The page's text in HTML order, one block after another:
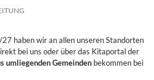
haben wir an allen unseren Standorten
bei uns oder über das Kitaportal der
umliegenden Gemeinden bekommen bei